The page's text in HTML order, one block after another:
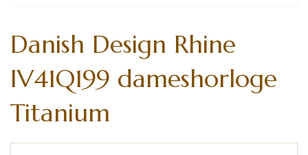
Danish Design Rhine
IV41Q199 dameshorloge
Titanium